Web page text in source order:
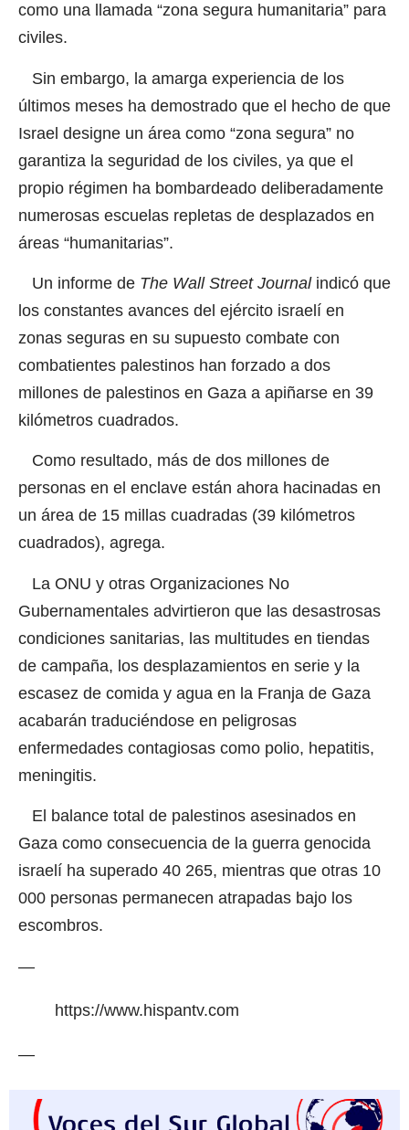
como una llamada “zona segura humanitaria” para
civiles.
Sin embargo, la amarga experiencia de los
últimos meses ha demostrado que el hecho de que
Israel designe un área como “zona segura” no
garantiza la seguridad de los civiles, ya que el
propio régimen ha bombardeado deliberadamente
numerosas escuelas repletas de desplazados en
áreas “humanitarias”.
Un informe de The Wall Street Journalindicó que
los constantes avances del ejército israelí en
zonas seguras en su supuesto combate con
combatientes palestinos han forzado a dos
millones de palestinos en Gaza a apiñarse en 39
kilómetros cuadrados.
Como resultado, más de dos millones de
personas en el enclave están ahora hacinadas en
un área de 15 millas cuadradas (39 kilómetros
cuadrados), agrega.
La ONU y otras Organizaciones No
Gubernamentales advirtieron que las desastrosas
condiciones sanitarias, las multitudes en tiendas
de campaña, los desplazamientos en serie y la
escasez de comida y agua en la Franja de Gaza
acabarán traduciéndose en peligrosas
enfermedades contagiosas como polio, hepatitis,
meningitis.
El balance total de palestinos asesinados en
Gaza como consecuencia de la guerra genocida
israelí ha superado 40 265, mientras que otras 10
000 personas permanecen atrapadas bajo los
escombros.
—
https://www.hispantv.com
—